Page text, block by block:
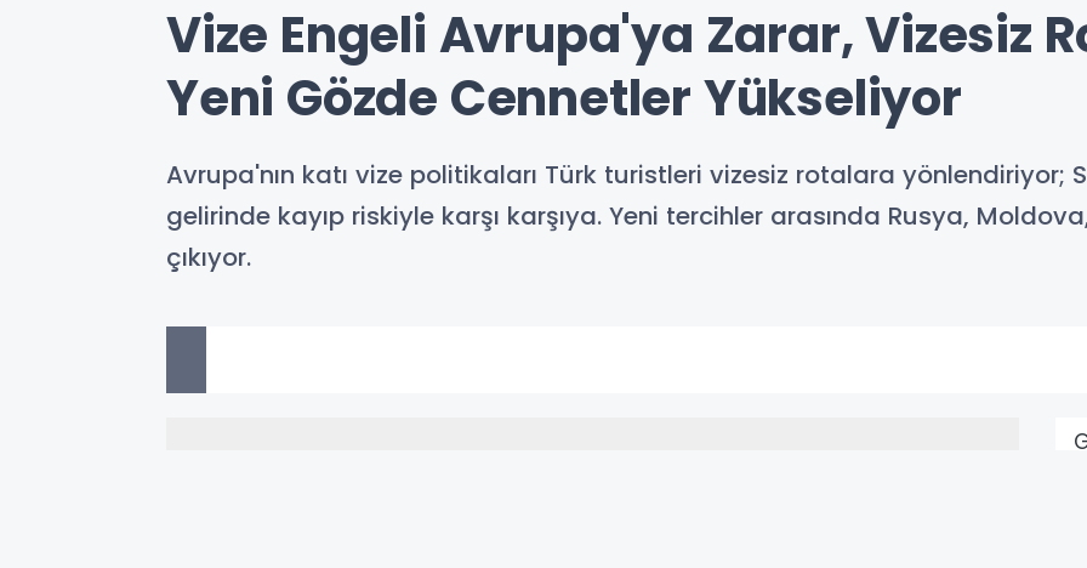
Vize Engeli Avrupa'ya Zarar, Vizesiz
Yeni Gözde Cennetler Yükseliyor
Avrupa'nın katı vize politikaları Türk turistleri vizesiz rotalara yönlendiriyor;
gelirinde kayıp riskiyle karşı karşıya. Yeni tercihler arasında Rusya,
çıkıyor.